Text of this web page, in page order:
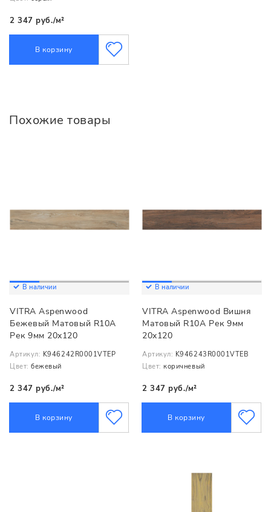
2 347 руб./м²
В корзину
Похожие товары
В наличии
VITRA Aspenwood
Бежевый Матовый R10A
Рек 9мм 20x120
Артикул: K946242R0001VTEP
Цвет: бежевый
2 347 руб./м²
В корзину
В наличии
VITRA Aspenwood Вишня
Матовый R10A Рек 9мм
20x120
Артикул: K946243R0001VTEB
Цвет: коричневый
2 347 руб./м²
В корзину